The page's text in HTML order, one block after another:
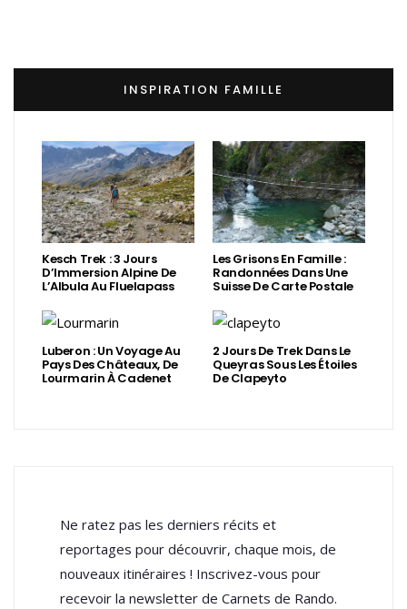
INSPIRATION FAMILLE
Kesch Trek : 3 Jours
D’Immersion Alpine De
L’Albula Au Fluelapass
Les Grisons En Famille :
Randonnées Dans Une
Suisse De Carte Postale
Luberon : Un Voyage Au
Pays Des Châteaux, De
Lourmarin À Cadenet
2 Jours De Trek Dans Le
Queyras Sous Les Étoiles
De Clapeyto
Ne ratez pas les derniers récits et
reportages pour découvrir, chaque mois, de
nouveaux itinéraires ! Inscrivez-vous pour
recevoir la newsletter de Carnets de Rando.